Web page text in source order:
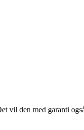
den med garanti